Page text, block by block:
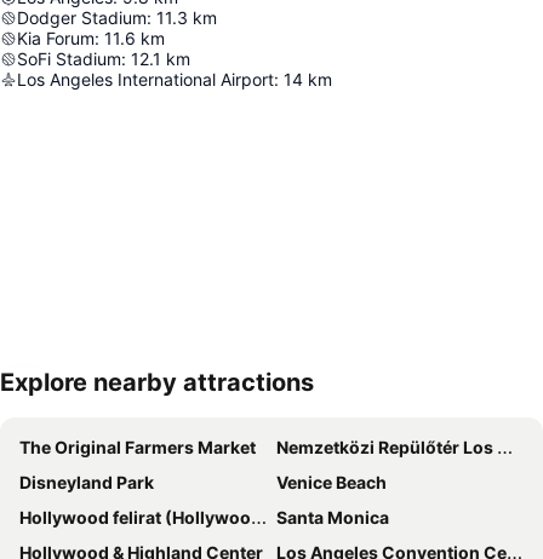
Dodger Stadium: 11.3 km
Kia Forum: 11.6 km
SoFi Stadium: 12.1 km
Los Angeles International Airport: 14 km
Nagy méretű térkép
Explore nearby attractions
The Original Farmers Market
Nemzetközi Repülőtér Los Angeles
Disneyland Park
Venice Beach
Hollywood felirat (Hollywood sign)
Santa Monica
Hollywood & Highland Center
Los Angeles Convention Center